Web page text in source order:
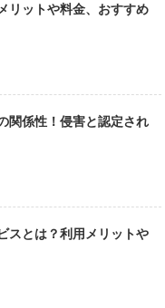
リットや料金、おすすめ
関係性！侵害と認定され
スとは？利用メリットや